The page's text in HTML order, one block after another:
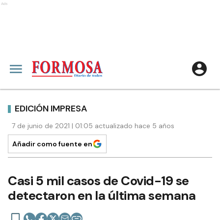
Ads
EDICIÓN IMPRESA
7 de junio de 2021 | 01:05 actualizado hace 5 años
Añadir como fuente en
Casi 5 mil casos de Covid-19 se
detectaron en la última semana